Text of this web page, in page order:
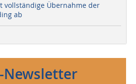
vollständige Übernahme der
ab
Newsletter